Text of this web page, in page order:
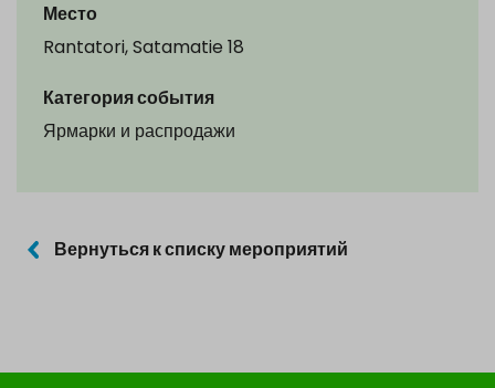
Место
Rantatori, Satamatie 18
Категория события
Ярмарки и распродажи
Вернуться к списку мероприятий